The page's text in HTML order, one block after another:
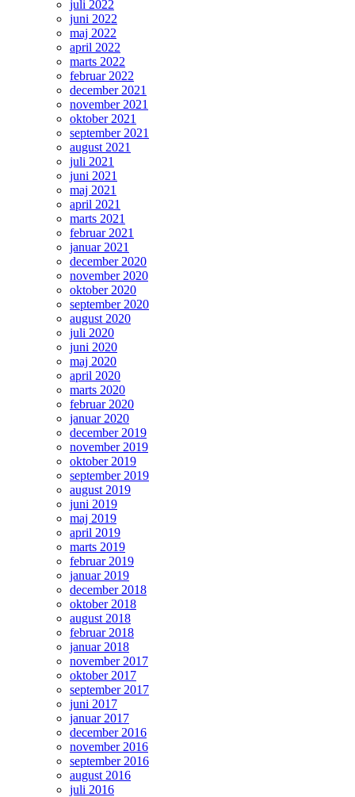
juli 2022
juni 2022
maj 2022
april 2022
marts 2022
februar 2022
december 2021
november 2021
oktober 2021
september 2021
august 2021
juli 2021
juni 2021
maj 2021
april 2021
marts 2021
februar 2021
januar 2021
december 2020
november 2020
oktober 2020
september 2020
august 2020
juli 2020
juni 2020
maj 2020
april 2020
marts 2020
februar 2020
januar 2020
december 2019
november 2019
oktober 2019
september 2019
august 2019
juni 2019
maj 2019
april 2019
marts 2019
februar 2019
januar 2019
december 2018
oktober 2018
august 2018
februar 2018
januar 2018
november 2017
oktober 2017
september 2017
juni 2017
januar 2017
december 2016
november 2016
september 2016
august 2016
juli 2016